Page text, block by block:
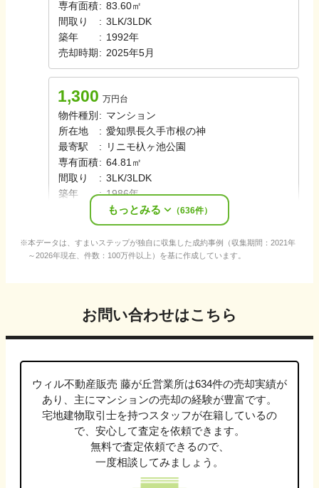
専有面積: 83.60㎡
間取り
: 3LK/3LDK
築年
: 1992年
売却時期 : 2025年5月
1,300 万円台
物件種別 : マンション
所在地
: 愛知県長久手市根の神
最寄駅
: リニモ杁ヶ池公園
専有面積: 64.81㎡
間取り
: 3LK/3LDK
築年
: 1986年
2025年5月
もっとみる （636件）
本データは、すまいステップが独自に収集した成約事例（収集期間：2021年
～2026年現在、件数：100万件以上）を基に作成しています。
お問い合わせはこちら
ウィル不動産販売 藤が丘営業所は634件の売却実績が
あり、主にマンションの売却の経験が豊富です。
宅地建物取引士を持つスタッフが在籍しているの
で、安心して査定を依頼できます。
無料で査定依頼できるので、
一度相談してみましょう。